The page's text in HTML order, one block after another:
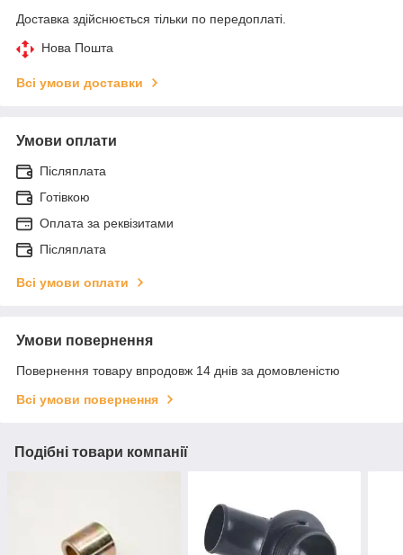
Доставка здійснюється тільки по передоплаті.
Нова Пошта
Всі умови доставки
Умови оплати
Післяплата
Готівкою
Оплата за реквізитами
Післяплата
Всі умови оплати
Умови повернення
Повернення товару впродовж 14 днів за домовленістю
Всі умови повернення
Подібні товари компанії